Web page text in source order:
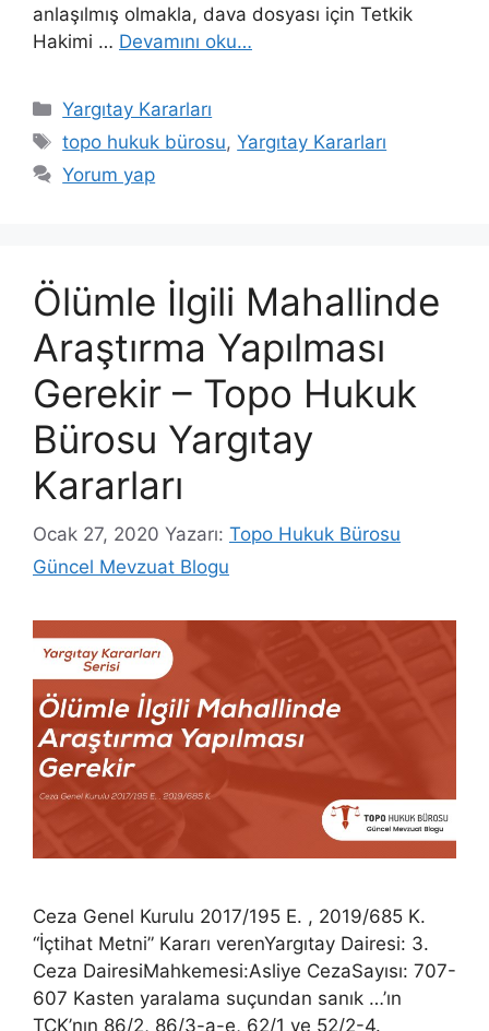
anlaşılmış olmakla, dava dosyası için Tetkik
Hakimi … Devamını oku…
Kategoriler
Yargıtay Kararları
Etiketler
topo hukuk bürosu,Yargıtay Kararları
Yorum yap
Ölümle İlgili Mahallinde
Araştırma Yapılması
Gerekir – Topo Hukuk
Bürosu Yargıtay
Kararları
Ocak 27, 2020 Yazarı: Topo Hukuk Bürosu
Güncel Mevzuat Blogu
Ceza Genel Kurulu 2017/195 E. , 2019/685 K.
“İçtihat Metni” Kararı verenYargıtay Dairesi: 3.
Ceza DairesiMahkemesi:Asliye CezaSayısı: 707-
607 Kasten yaralama suçundan sanık …’ın
TCK’nın 86/2, 86/3-a-e, 62/1 ve 52/2-4.